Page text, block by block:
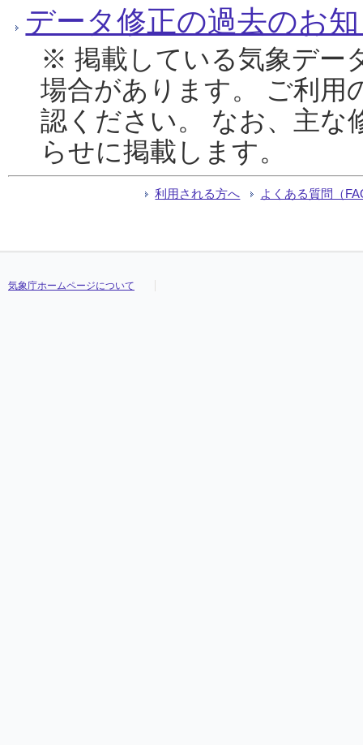
データ修正の過去のお
※ 掲載している気象デー
場合があります。 ご利用
認ください。 なお、主な
らせに掲載します。
利用される方へ よくある質問（
気象庁ホームページについて